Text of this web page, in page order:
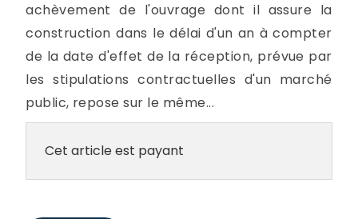
achèvement de l'ouvrage dont il assure la
construction dans le délai d'un an à compter
de la date d'effet de la réception, prévue par
les stipulations contractuelles d'un marché
public, repose sur le même...
Cet article est payant